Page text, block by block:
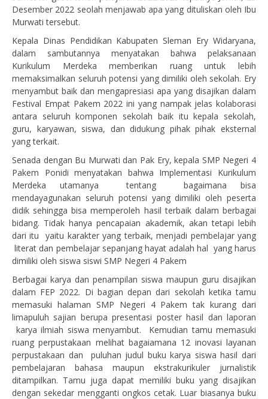
Desember 2022 seolah menjawab apa yang dituliskan oleh Ibu
Murwati tersebut.
Kepala Dinas Pendidikan Kabupaten Sleman Ery Widaryana,
dalam sambutannya menyatakan bahwa pelaksanaan
Kurikulum Merdeka memberikan ruang untuk lebih
memaksimalkan seluruh potensi yang dimiliki oleh sekolah. Ery
menyambut baik dan mengapresiasi apa yang disajikan dalam
Festival Empat Pakem 2022 ini yang nampak jelas kolaborasi
antara seluruh komponen sekolah baik itu kepala sekolah,
guru, karyawan, siswa, dan didukung pihak pihak eksternal
yang terkait.
Senada dengan Bu Murwati dan Pak Ery, kepala SMP Negeri 4
Pakem Ponidi menyatakan bahwa Implementasi Kurikulum
Merdeka utamanya tentang bagaimana bisa
mendayagunakan seluruh potensi yang dimiliki oleh peserta
didik sehingga bisa memperoleh hasil terbaik dalam berbagai
bidang. Tidak hanya pencapaian akademik, akan tetapi lebih
dari itu yaitu karakter yang terbaik, menjadi pembelajar yang
literat dan pembelajar sepanjang hayat adalah hal yang harus
dimiliki oleh siswa siswi SMP Negeri 4 Pakem
Berbagai karya dan penampilan siswa maupun guru disajikan
dalam FEP 2022. Di bagian depan dari sekolah ketika tamu
memasuki halaman SMP Negeri 4 Pakem tak kurang dari
limapuluh sajian berupa presentasi poster hasil dan laporan
karya ilmiah siswa menyambut. Kemudian tamu memasuki
ruang perpustakaan melihat bagaiamana 12 inovasi layanan
perpustakaan dan puluhan judul buku karya siswa hasil dari
pembelajaran bahasa maupun ekstrakurikuler jurnalistik
ditampilkan. Tamu juga dapat memiliki buku yang disajikan
dengan sekedar mengganti ongkos cetak. Luar biasanya buku